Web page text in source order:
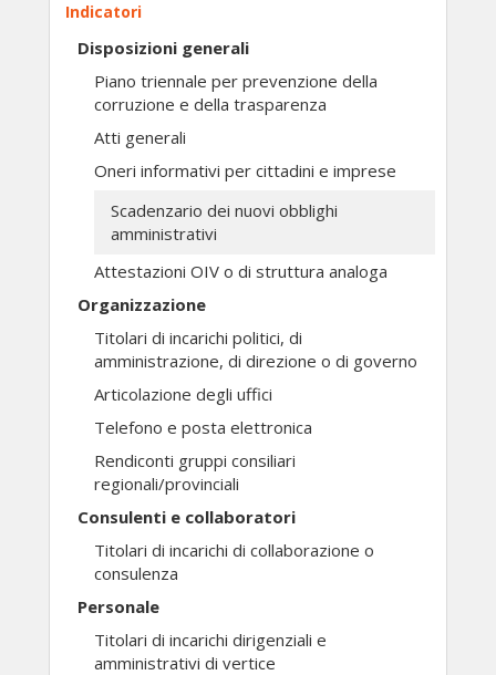
Indicatori
Disposizioni generali
Piano triennale per prevenzione della
corruzione e della trasparenza
Atti generali
Oneri informativi per cittadini e imprese
Scadenzario dei nuovi obblighi
amministrativi
Attestazioni OIV o di struttura analoga
Organizzazione
Titolari di incarichi politici, di
amministrazione, di direzione o di governo
Articolazione degli uffici
Telefono e posta elettronica
Rendiconti gruppi consiliari
regionali/provinciali
Consulenti e collaboratori
Titolari di incarichi di collaborazione o
consulenza
Personale
Titolari di incarichi dirigenziali e
amministrativi di vertice